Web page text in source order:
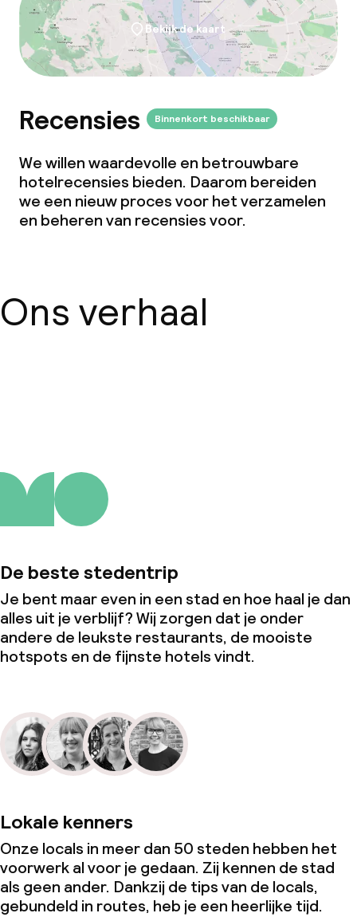
Dieetopties
Speciale dieetopties
Glutenvrije opties
Faciliteiten en diensten voor kinderen
Schoonmaakvoorzieningen
Wasfaciliteiten (wasmachine)
Vergaderruimte
Borg bij aankomst
Overal rookvrij
Kleine huisdieren toegestaan (minder
Bekijk de kaart
Recensies Binnenkort beschikbaar
We willen waardevolle en betrouwbare
hotelrecensies bieden. Daarom bereiden
we een nieuw proces voor het verzamelen
en beheren van recensies voor.
Ons verhaal
De beste stedentrip
Je bent maar even in een stad en hoe haal je dan
alles uit je verblijf? Wij zorgen dat je onder
andere de leukste restaurants, de mooiste
hotspots en de fijnste hotels vindt.
Lokale kenners
Onze locals in meer dan 50 steden hebben het
voorwerk al voor je gedaan. Zij kennen de stad
als geen ander. Dankzij de tips van de locals,
gebundeld in routes, heb je een heerlijke tijd.